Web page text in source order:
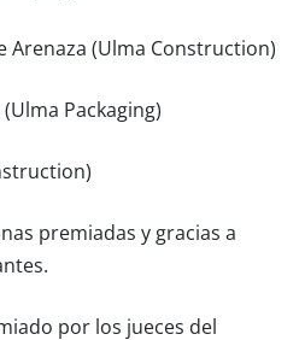
Arenaza (Ulma Construction)
Packaging)
premiadas y gracias a
por los jueces del